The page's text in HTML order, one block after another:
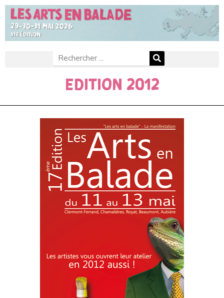
Edition 2012